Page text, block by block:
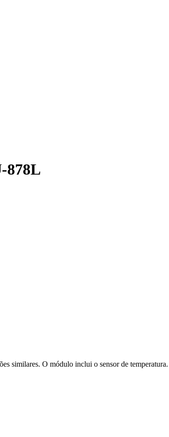
878L
similares. O módulo inclui o sensor de temperatura.